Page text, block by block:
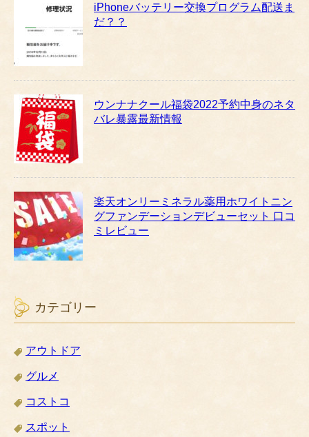
iPhoneバッテリー交換プログラム配送ま
だ？？
ウンナナクール福袋2022予約中身のネタ
バレ暴露最新情報
楽天オンリーミネラル薬用ホワイトニン
グファンデーションデビューセット 口コ
ミレビュー
カテゴリー
アウトドア
グルメ
コストコ
スポット